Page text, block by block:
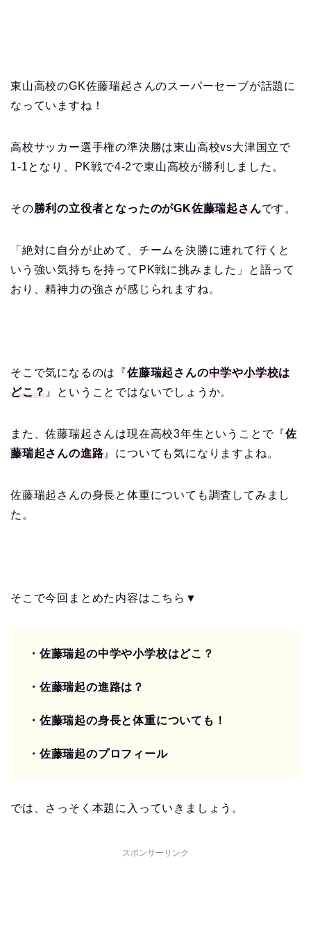
東山高校のGK佐藤瑞起さんのスーパーセーブが話題に
なっていますね！
高校サッカー選手権の準決勝は東山高校vs大津国立で
1-1となり、PK戦で4-2で東山高校が勝利しました。
その勝利の立役者となったのがGK佐藤瑞起さんです。
「絶対に自分が止めて、チームを決勝に連れて行くと
いう強い気持ちを持ってPK戦に挑みました」と語って
おり、精神力の強さが感じられますね。
そこで気になるのは『佐藤瑞起さんの中学や小学校は
どこ？ 』ということではないでしょうか。
また、佐藤瑞起さんは現在高校3年生ということで『佐
藤瑞起さんの進路 』についても気になりますよね。
佐藤瑞起さんの身長と体重についても調査してみまし
た。
そこで今回まとめた内容はこちら▼
・佐藤瑞起の中学や小学校はどこ？
・佐藤瑞起の進路は？
・佐藤瑞起の身長と体重についても！
・佐藤瑞起のプロフィール
では、さっそく本題に入っていきましょう。
スポンサーリンク